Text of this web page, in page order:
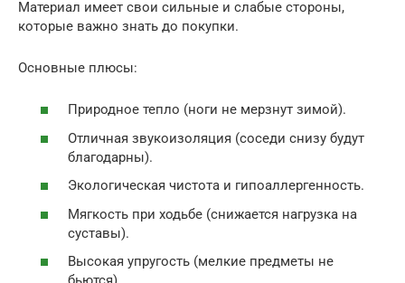
Материал имеет свои сильные и слабые стороны,
которые важно знать до покупки.
Основные плюсы:
Природное тепло (ноги не мерзнут зимой).
Отличная звукоизоляция (соседи снизу будут
благодарны).
Экологическая чистота и гипоаллергенность.
Мягкость при ходьбе (снижается нагрузка на
суставы).
Высокая упругость (мелкие предметы не